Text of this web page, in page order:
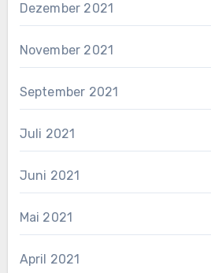
Dezember 2021
November 2021
September 2021
Juli 2021
Juni 2021
Mai 2021
April 2021